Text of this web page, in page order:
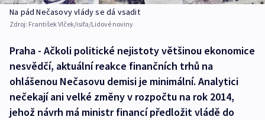
Na pád Nečasovy vlády se dá vsadit
Zdroj: František Vlček/isifa/Lidové noviny
Praha - Ačkoli politické nejistoty většinou ekonomice
nesvědčí, aktuální reakce finančních trhů na
ohlášenou Nečasovu demisi je minimální. Analytici
nečekají ani velké změny v rozpočtu na rok 2014,
jehož návrh má ministr financí předložit vládě do